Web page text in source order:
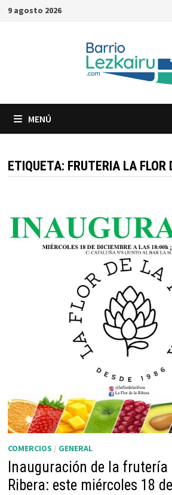
Saltar
9 agosto 2026
MENÚ
ETIQUETA: FRUTERIA LA FLOR
COMERCIOS / GENERAL
Inauguración de la
Ribera: este miércoles 18